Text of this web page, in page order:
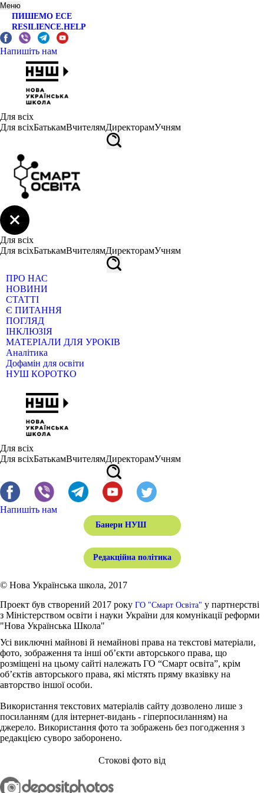
Меню
ПИШЕМО ЕСЕ
RESILIENCE.HELP
Напишіть нам
Для всіх
Для всіхБатькамВчителямДиректорамУчням
Для всіх
Для всіхБатькамВчителямДиректорамУчням
ПРО НАС
НОВИНИ
СТАТТІ
Є ПИТАННЯ
ПОГЛЯД
ІНКЛЮЗІЯ
МАТЕРІАЛИ ДЛЯ УРОКІВ
Аналітика
Дофамін для освіти
НУШ КОРОТКО
Для всіх
Для всіхБатькамВчителямДиректорамУчням
Напишіть нам
Банери НУШ
Редакційна політика
© Нова Українська школа, 2017
Проект був створений 2017 року ГО "Смарт Освіта" у партнерстві
з Міністерством освіти і науки України для комунікації реформи
"Нова Українська Школа"
Усі виключні майнові й немайнові права на текстові матеріали,
фото, зображення та інші об’єкти авторського права, що
розміщені на цьому сайті належать ГО “Смарт освіта”, крім
об’єктів авторського права, які містять пряму вказівку на
авторство іншої особи.
Використання текстових матеріалів сайту дозволено лише з
посиланням (для інтернет-видань - гіперпосиланням) на
джерело. Використання фото та зображень без погодження з
редакцією суворо заборонено.
Стокові фото від